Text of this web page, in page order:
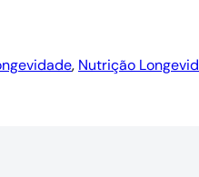
, Nutrição